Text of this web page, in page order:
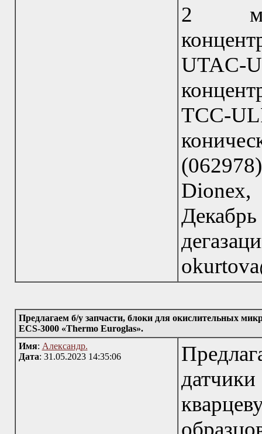
2 мм
TCC-
Предлагаем б/у запчасти, блоки для окислительных
ECS-3000 «Thermo Euroglas».
Имя: Александр.
Дата: 31.05.2023 14:35:06